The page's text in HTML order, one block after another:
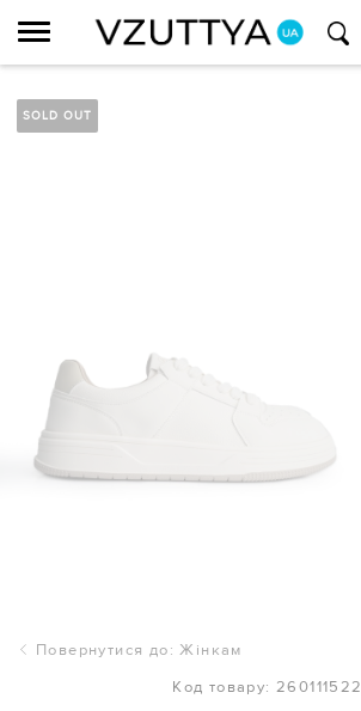
SOLD OUT
Повернутися до: Жінкам
Код товару: 260111522